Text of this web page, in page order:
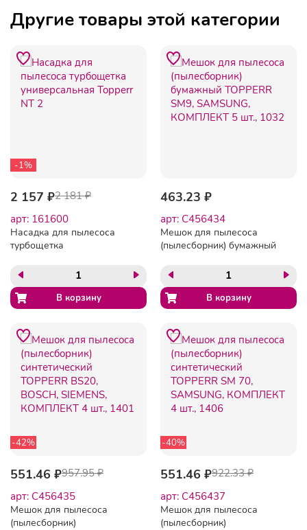
Другие товары этой категории
-1%
2 157 ₽2 181 ₽
арт: 161600
Насадка для пылесоса
турбощетка
463.23 ₽
арт: C456434
Мешок для пылесоса
(пылесборник) бумажный
КОМПЛЕКТ 5 шт., 1032
-42%
551.46 ₽957.95 ₽
арт: C456435
Мешок для пылесоса
(пылесборник)
-40%
551.46 ₽922.33 ₽
арт: C456437
Мешок для пылесоса
(пылесборник)